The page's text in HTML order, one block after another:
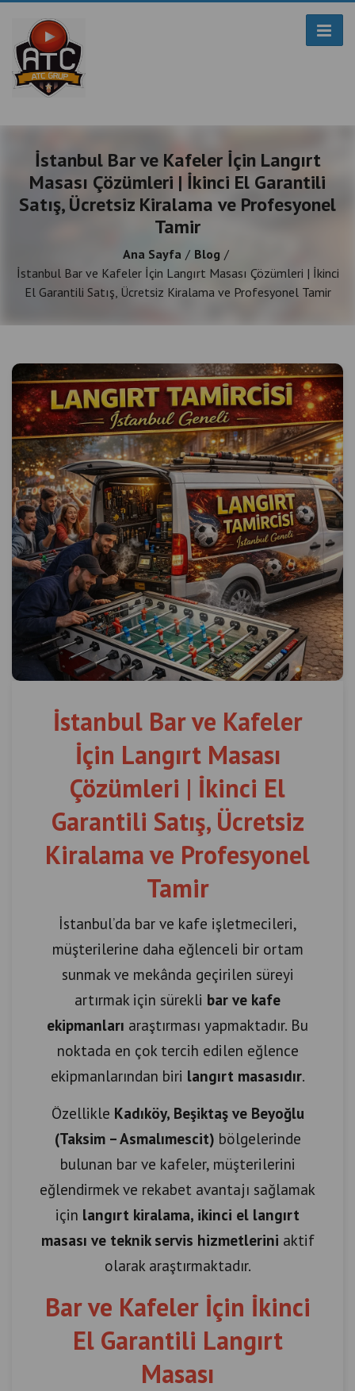
İstanbul Bar ve Kafeler İçin Langırt
Masası Çözümleri | İkinci El Garantili
Satış, Ücretsiz Kiralama ve Profesyonel
Tamir
Ana Sayfa
Blog
İstanbul Bar ve Kafeler İçin Langırt Masası Çözümleri | İkinci
El Garantili Satış, Ücretsiz Kiralama ve Profesyonel Tamir
İstanbul Bar ve Kafeler
İçin Langırt Masası
Çözümleri | İkinci El
Garantili Satış, Ücretsiz
Kiralama ve Profesyonel
Tamir
İstanbul’da bar ve kafe işletmecileri,
müşterilerine daha eğlenceli bir ortam
sunmak ve mekânda geçirilen süreyi
artırmak için sürekli bar ve kafe
ekipmanları araştırması yapmaktadır. Bu
noktada en çok tercih edilen eğlence
ekipmanlarından biri langırt masasıdır.
Özellikle Kadıköy, Beşiktaş ve Beyoğlu
(Taksim – Asmalımescit) bölgelerinde
bulunan bar ve kafeler, müşterilerini
eğlendirmek ve rekabet avantajı sağlamak
için langırt kiralama, ikinci el langırt
masası ve teknik servis hizmetlerini aktif
olarak araştırmaktadır.
Bar ve Kafeler İçin İkinci
El Garantili Langırt
Masası